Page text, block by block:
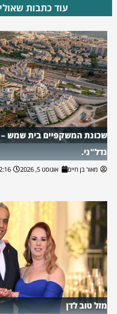
עוד כתבות שאולי
שכונת המשקפיים בית שמש –
נדל"ני.
מאור בן חיים אוגוסט 5, 2026 pm
מזל טוב לדן